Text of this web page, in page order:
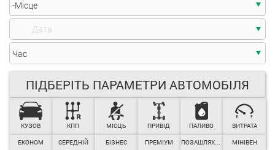
Час
Повернення автомобіля
-Місце
Час
ПІДБЕРІТЬ ПАРАМЕТРИ АВТОМОБІЛЯ
КУЗОВ КПП МІСЦЬ ПРИВІД ПАЛИВО ВИТРАТА
ЕКОНОМ СЕРЕДНІЙ БІЗНЕС ПРЕМІУМ ПОЗАШЛЯХОВИКИ МІНІВЕН